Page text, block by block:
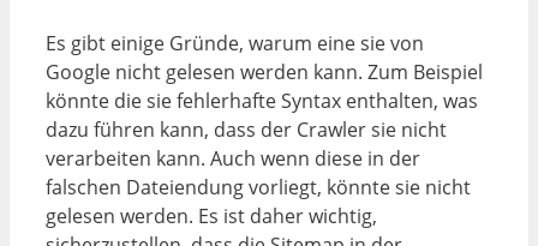
Es gibt einige Gründe, warum eine sie von
Google nicht gelesen werden kann. Zum Beispiel
könnte die sie fehlerhafte Syntax enthalten, was
dazu führen kann, dass der Crawler sie nicht
verarbeiten kann. Auch wenn diese in der
falschen Dateiendung vorliegt, könnte sie nicht
gelesen werden. Es ist daher wichtig,